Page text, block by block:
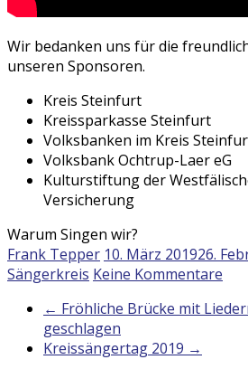
Wir bedanken uns für die
unseren Sponsoren.
Kreis Steinfurt
Kreissparkasse Steinfurt
Volksbanken im Kreis
Volksbank Ochtrup-Laer eG
Kulturstiftung der
Versicherung
Warum Singen wir?
Frank Tepper 10. März 201926.
Sängerkreis Keine Kommentare
← Fröhliche Brücke mit
geschlagen
Kreissängertag 2019 →